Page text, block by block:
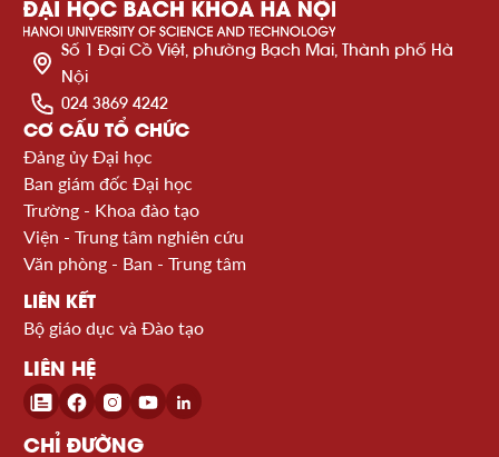
Số 1 Đại Cồ Việt, phường Bạch Mai, Thành phố Hà
Nội
024 3869 4242
CƠ CẤU TỔ CHỨC
Đảng ủy Đại học
Ban giám đốc Đại học
Trường - Khoa đào tạo
Viện - Trung tâm nghiên cứu
Văn phòng - Ban - Trung tâm
LIÊN KẾT
Bộ giáo dục và Đào tạo
LIÊN HỆ
CHỈ ĐƯỜNG